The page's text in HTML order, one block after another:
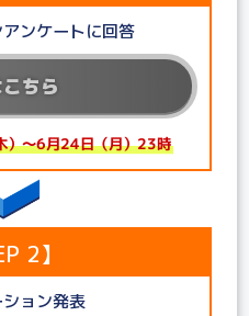
ンケートに回答
ちら
～6月24日（月）23時
2】
ョン発表